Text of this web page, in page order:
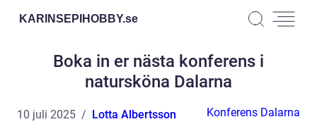
KARINSEPIHOBBY.se
Boka in er nästa konferens i
natursköna Dalarna
10 juli 2025 Lotta Albertsson Konferens Dalarna